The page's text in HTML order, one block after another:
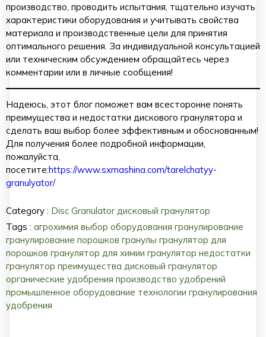
производство, проводить испытания, тщательно изучать
характеристики оборудования и учитывать свойства
материала и производственные цели для принятия
оптимального решения. За индивидуальной консультацией
или техническим обсуждением обращайтесь через
комментарии или в личные сообщения!
Надеюсь, этот блог поможет вам всесторонне понять
преимущества и недостатки дискового гранулятора и
сделать ваш выбор более эффективным и обоснованным!
Для получения более подробной информации,
пожалуйста,
посетите:https://www.sxmashina.com/tarelchatyy-
granulyator/
Category : Disc Granulator дисковый гранулятор
Tags : агрохимия выбор оборудования гранулирование
гранулирование порошков гранулы гранулятор для
порошков гранулятор для химии гранулятор недостатки
гранулятор преимущества дисковый гранулятор
органические удобрения производство удобрений
промышленное оборудование технологии гранулирования
удобрения